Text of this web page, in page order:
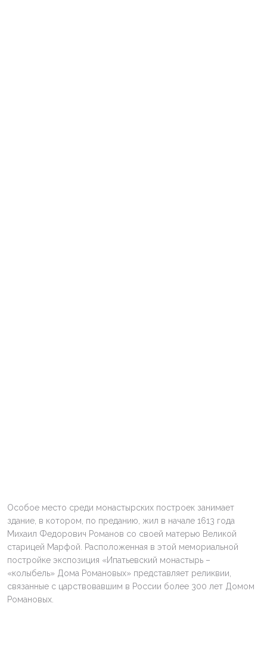
Особое место среди монастырских построек занимает
здание, в котором, по преданию, жил в начале 1613 года
Михаил Федорович Романов со своей матерью Великой
старицей Марфой. Расположенная в этой мемориальной
постройке экспозиция «Ипатьевский монастырь –
«колыбель» Дома Романовых» представляет реликвии,
связанные с царствовавшим в России более 300 лет Домом
Романовых.